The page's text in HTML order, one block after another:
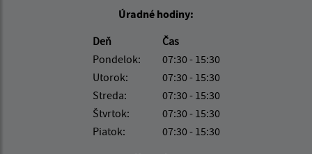
Úradné hodiny:
Deň
Čas
Pondelok:
07:30 - 15:30
Utorok:
07:30 - 15:30
Streda:
07:30 - 15:30
Štvrtok:
07:30 - 15:30
Piatok:
07:30 - 15:30